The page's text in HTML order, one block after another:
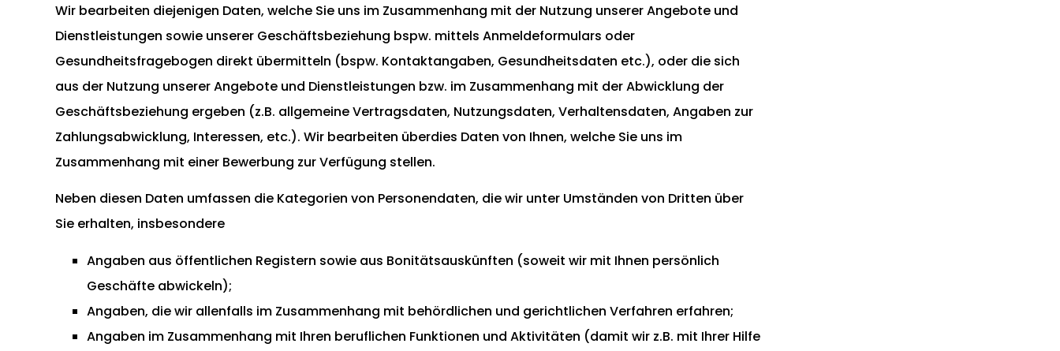
Wir bearbeiten diejenigen Daten, welche Sie uns im Zusammenhang mit der Nutzung unserer Angebote und
Dienstleistungen sowie unserer Geschäftsbeziehung bspw. mittels Anmeldeformulars oder
Gesundheitsfragebogen direkt übermitteln (bspw. Kontaktangaben, Gesundheitsdaten etc.), oder die sich
aus der Nutzung unserer Angebote und Dienstleistungen bzw. im Zusammenhang mit der Abwicklung der
Geschäftsbeziehung ergeben (z.B. allgemeine Vertragsdaten, Nutzungsdaten, Verhaltensdaten, Angaben zur
Zahlungsabwicklung, Interessen, etc.). Wir bearbeiten überdies Daten von Ihnen, welche Sie uns im
Zusammenhang mit einer Bewerbung zur Verfügung stellen.
Neben diesen Daten umfassen die Kategorien von Personendaten, die wir unter Umständen von Dritten über
Sie erhalten, insbesondere
Angaben aus öffentlichen Registern sowie aus Bonitätsauskünften (soweit wir mit Ihnen persönlich
Geschäfte abwickeln);
Angaben, die wir allenfalls im Zusammenhang mit behördlichen und gerichtlichen Verfahren erfahren;
Angaben im Zusammenhang mit Ihren beruflichen Funktionen und Aktivitäten (damit wir z.B. mit Ihrer Hilfe